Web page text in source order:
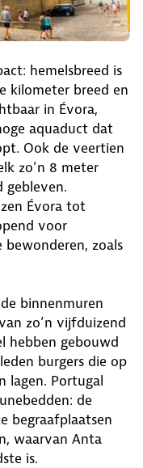
hemelsbreed is
kilometer breed en
in Évora,
aquaduct dat
Ook de veertien
zo’n 8 meter
gebleven.
Évora tot
voor
bewonderen, zoals
binnenmuren
zo’n vijfduizend
hebben gebouwd
burgers die op
lagen. Portugal
de
begraafplaatsen
waarvan Anta
is.